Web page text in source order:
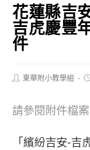
花蓮縣吉
吉虎慶豐
件
Post東華附小教學組
請參閱附件檔案
「繽紛吉安-